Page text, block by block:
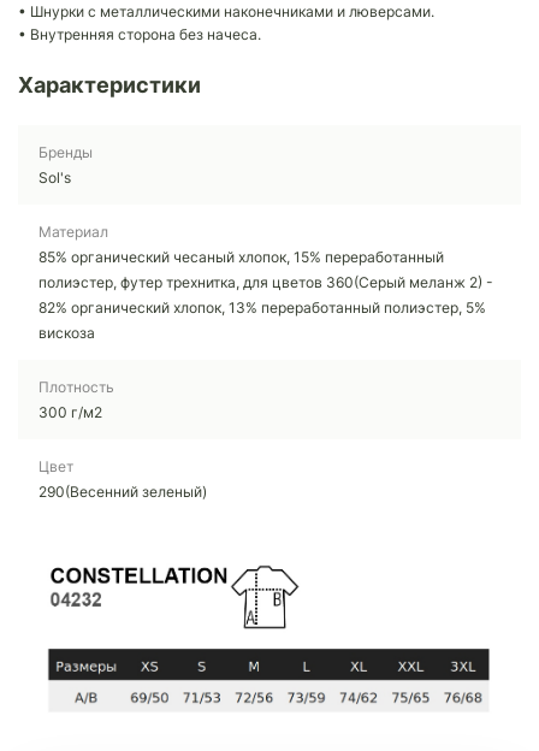
• Шнурки с металлическими наконечниками и люверсами.
• Внутренняя сторона без начеса.
Характеристики
Бренды
Sol's
Материал
85% органический чесаный хлопок, 15% переработанный
полиэстер, футер трехнитка, для цветов 360(Серый меланж 2) -
82% органический хлопок, 13% переработанный полиэстер, 5%
вискоза
Плотность
300 г/м2
Цвет
290(Весенний зеленый)